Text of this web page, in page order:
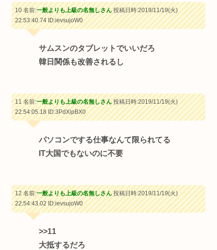
10 名前:一般よりも上級の名無しさん投稿日時:2019/11/19(火)
22:53:40.74ID:ievsujoW0
サムスンのタブレットでいいだろ
韓日関係も改善されるし
11 名前:一般よりも上級の名無しさん投稿日時:2019/11/19(火)
22:54:05.18ID:3PdXipBX0
パソコンでする仕事なんて限られてる
IT大国でもないのに不要
12 名前:一般よりも上級の名無しさん投稿日時:2019/11/19(火)
22:54:43.02ID:ievsujoW0
>>11
大抵するだろ